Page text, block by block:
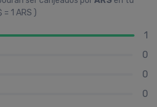
1 ARS )
1
0
0
0